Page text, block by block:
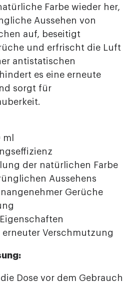
Farbe wieder her,
Aussehen von
auf, beseitigt
und erfrischt die Luft
antistatischen
es eine erneute
sorgt für
der natürlichen Farbe
Aussehens
Gerüche
Verschmutzung
Dose vor dem Gebrauch